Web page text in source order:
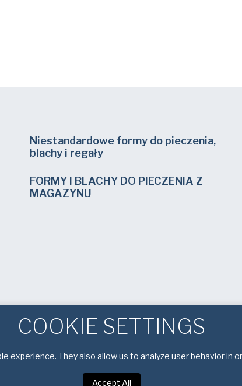
Niestandardowe formy do pieczenia,
blachy i regały
FORMY I BLACHY DO PIECZENIA Z
MAGAZYNU
COOKIE SETTINGS
experience. They also allow us to analyze user behavior in
Accept All